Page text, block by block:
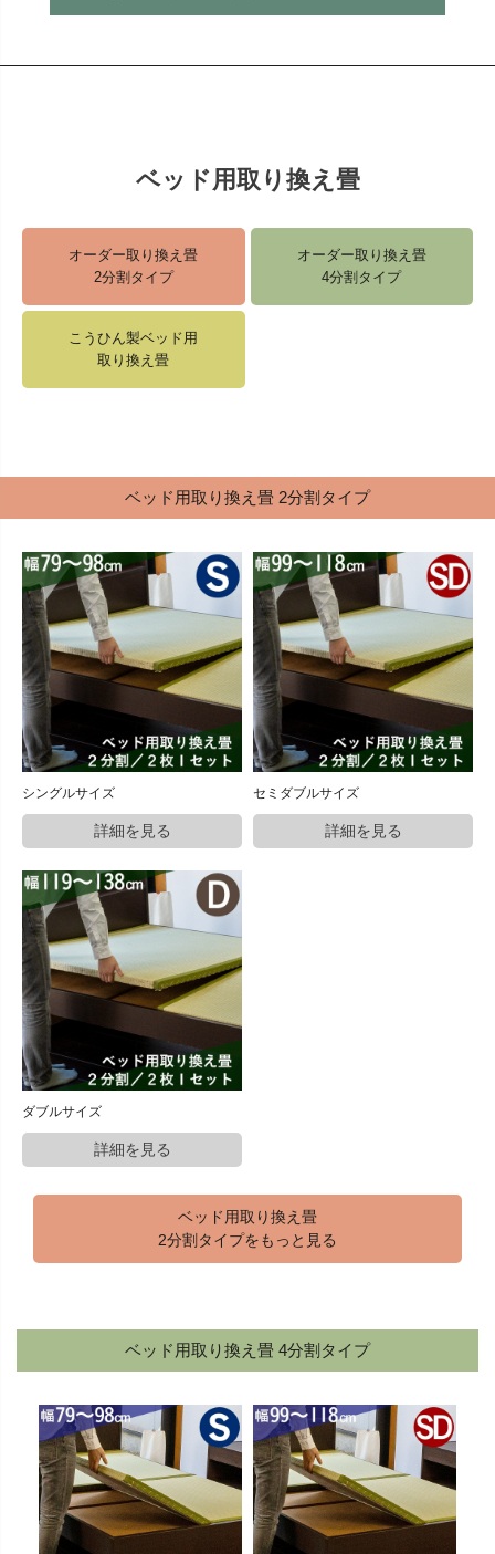
ベッド用取り換え畳
オーダー取り換え畳
2分割タイプ
オーダー取り換え畳
4分割タイプ
こうひん製ベッド用
取り換え畳
ベッド用取り換え畳 2分割タイプ
シングルサイズ セミダブルサイズ
ダブルサイズ
ベッド用取り換え畳
2分割タイプをもっと見る
ベッド用取り換え畳 4分割タイプ